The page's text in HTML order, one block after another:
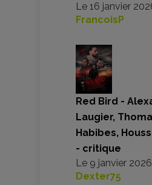
Le 16 janvier
FrancoisP
Red Bird -
Laugier,
Habibes,
- critique
Le 9 janvier 2026
Dexter75